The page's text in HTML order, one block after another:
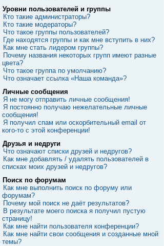
Уровни пользователей и группы
Кто такие администраторы?
Кто такие модераторы?
Что такое группы пользователей?
Где находятся группы и как мне вступить в них?
Как мне стать лидером группы?
Почему названия некоторых групп имеют разные
цвета?
Что такое группа по умолчанию?
Что означает ссылка «Наша команда»?
Личные сообщения
Я не могу отправить личные сообщения!
Я постоянно получаю нежелательные личные
сообщения!
Я получил спам или оскорбительный email от
кого-то с этой конференции!
Друзья и недруги
Что означают списки друзей и недругов?
Как мне добавлять / удалять пользователей в
списках моих друзей и недругов?
Поиск по форумам
Как мне выполнить поиск по форуму или
форумам?
Почему мой поиск не даёт результатов?
В результате моего поиска я получил пустую
страницу!
Как мне найти пользователя конференции?
Как мне найти свои сообщения и созданные мной
темы?